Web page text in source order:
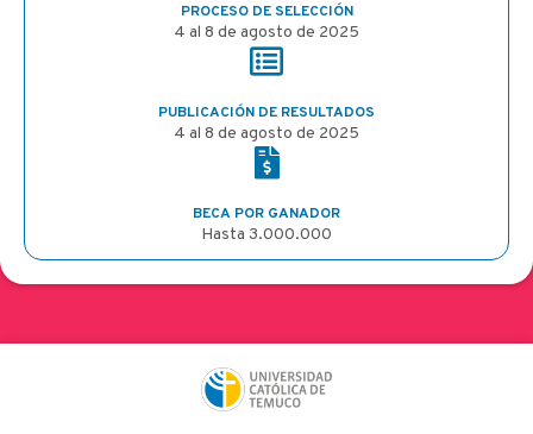
PROCESO DE SELECCIÓN
4 al 8 de agosto de 2025
PUBLICACIÓN DE RESULTADOS
4 al 8 de agosto de 2025
BECA POR GANADOR
Hasta 3.000.000